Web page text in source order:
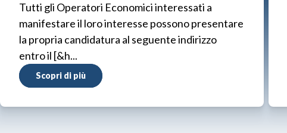
Tutti gli Operatori Economici interessati a
manifestare il loro interesse possono presentare
la propria candidatura al seguente indirizzo
entro il [&h...
Scopri di più